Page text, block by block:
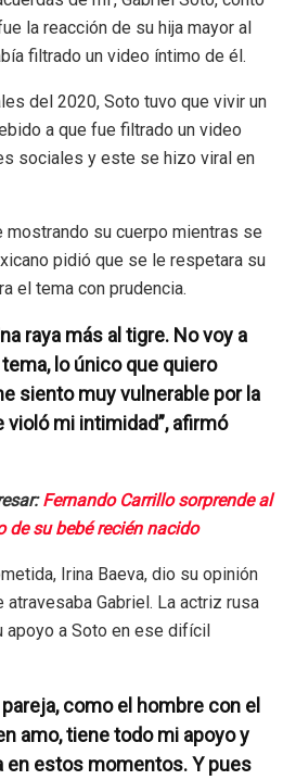
la reacción de su hija mayor al
filtrado un video íntimo de él.
del 2020, Soto tuvo que vivir un
a que fue filtrado un video
sociales y este se hizo viral en
mostrando su cuerpo mientras se
pidió que se le respetara su
el tema con prudencia.
raya más al tigre. No voy a
lo único que quiero
siento muy vulnerable por la
violó mi intimidad”, afirmó
Fernando Carrillo sorprende al
su bebé recién nacido
Irina Baeva, dio su opinión
Gabriel. La actriz rusa
apoyo a Soto en ese difícil
como el hombre con el
amo, tiene todo mi apoyo y
en estos momentos. Y pues